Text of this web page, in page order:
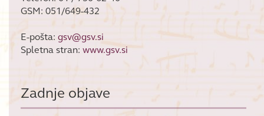
GSM: 051/649-432
E-pošta: gsv@gsv.si
Spletna stran: www.gsv.si
Zadnje objave